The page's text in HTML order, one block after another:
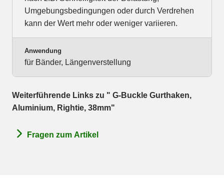
Umgebungsbedingungen oder durch Verdrehen
kann der Wert mehr oder weniger variieren.
Anwendung
für Bänder, Längenverstellung
Weiterführende Links zu " G-Buckle Gurthaken,
Aluminium, Rightie, 38mm"
Fragen zum Artikel